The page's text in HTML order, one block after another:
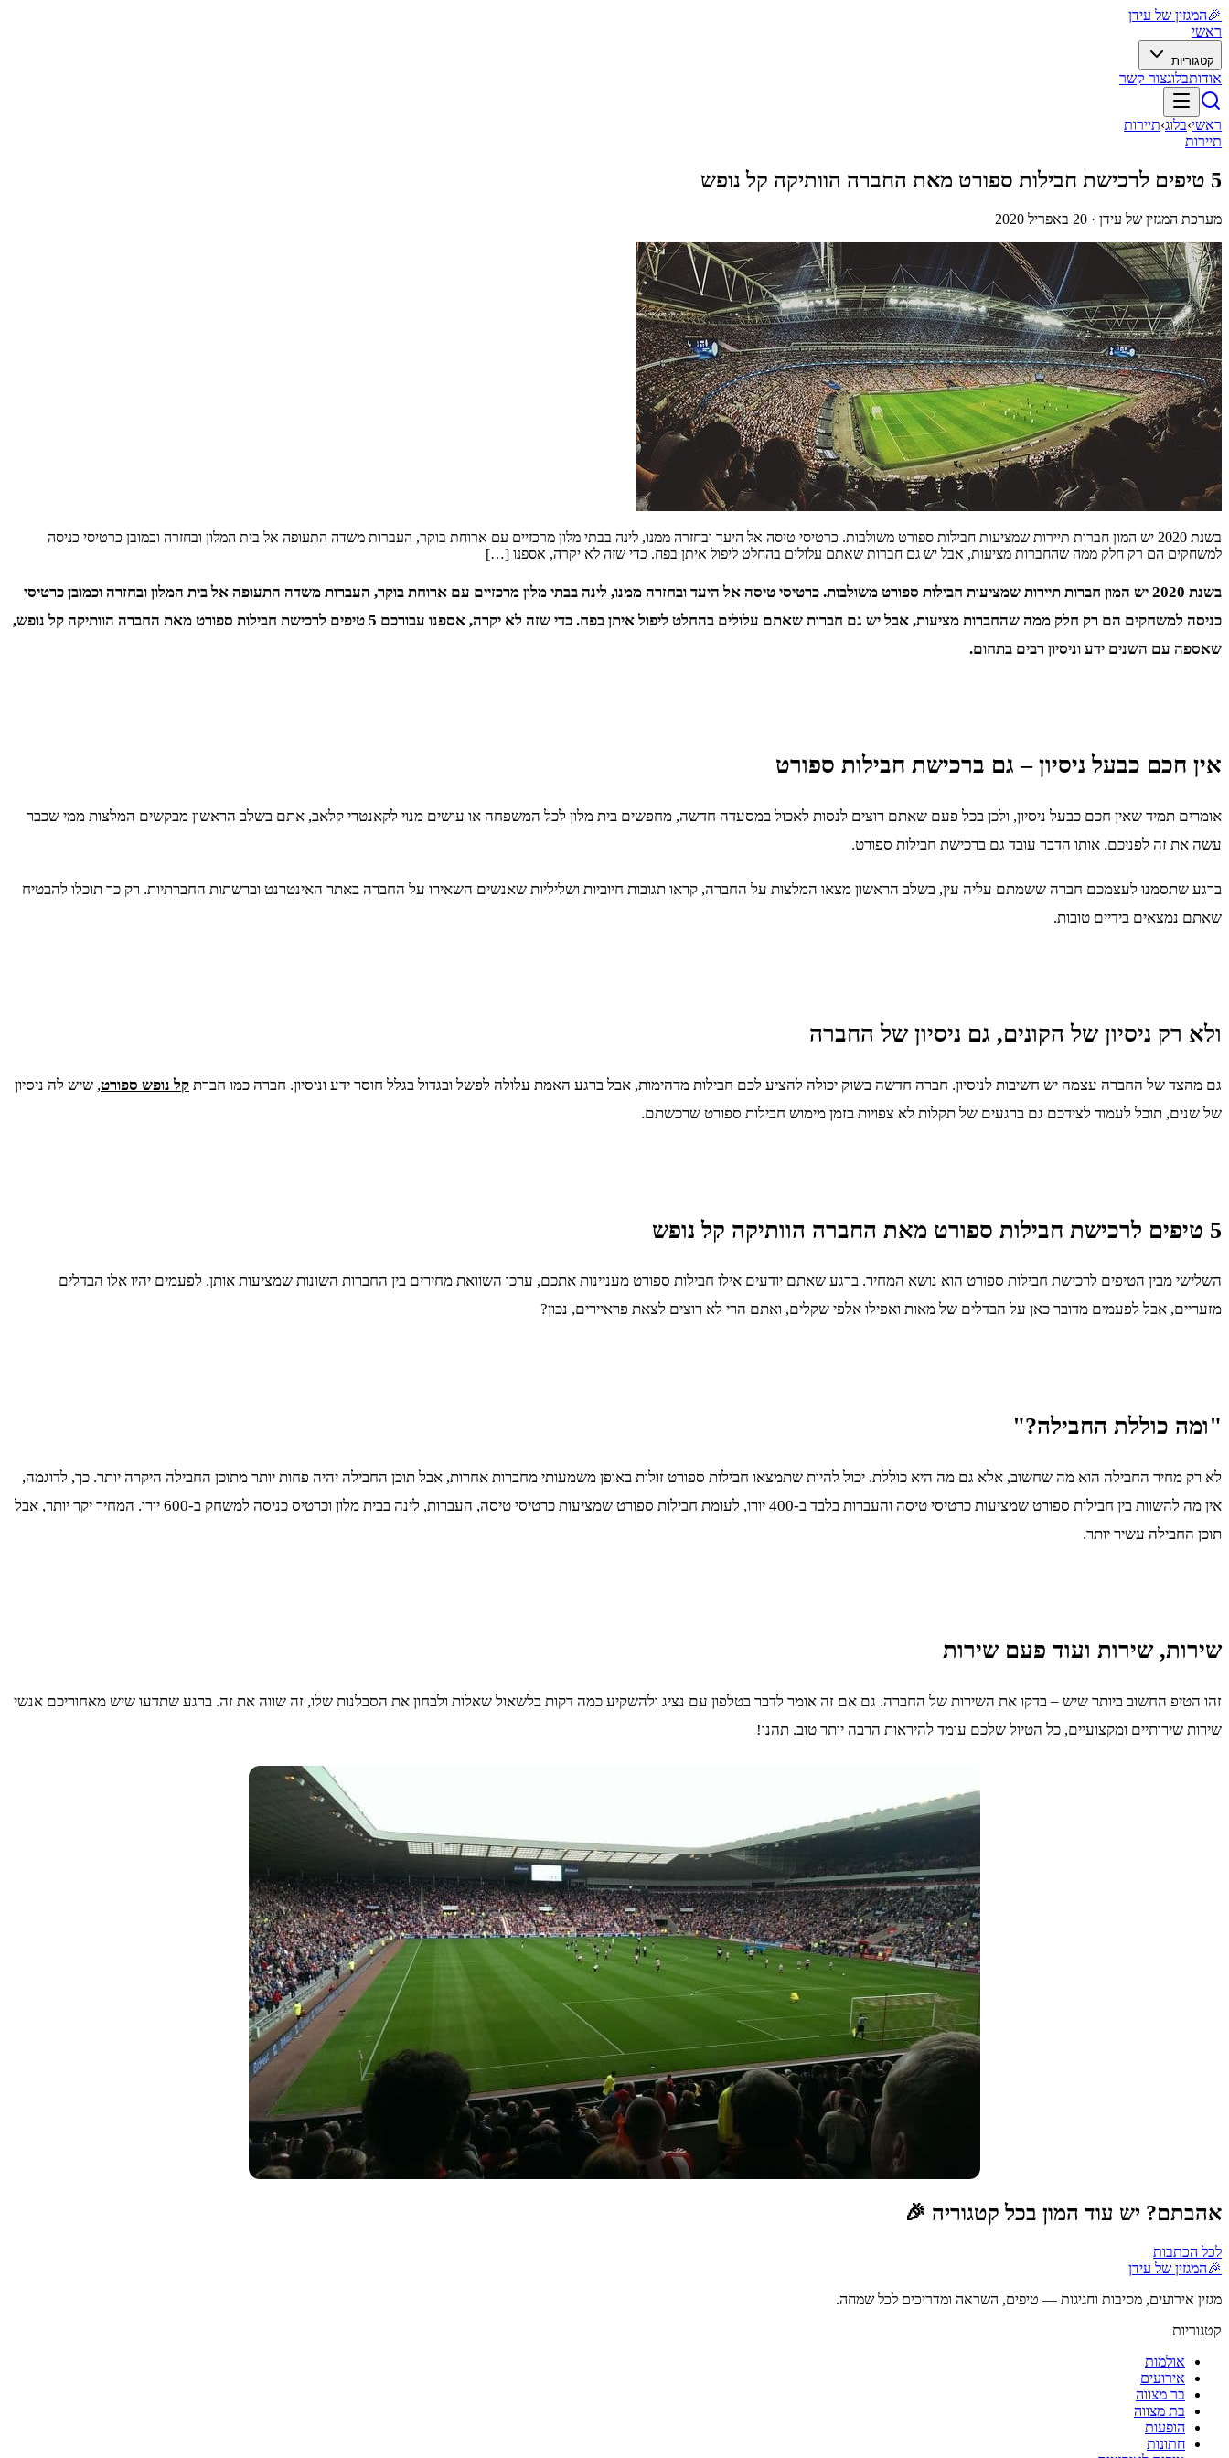
🎉המגזין של עידן
ראשי
קטגוריות
אודותבלוגצור קשר
ראשי›בלוג›תיירות
תיירות
5 טיפים לרכישת חבילות ספורט מאת החברה הוותיקה קל נופש
מערכת המגזין של עידן · 20 באפריל 2020
בשנת 2020 יש המון חברות תיירות שמציעות חבילות ספורט משולבות. כרטיסי טיסה אל היעד ובחזרה ממנו, לינה בבתי מלון מרכזיים עם ארוחת בוקר, העברות משדה התעופה אל בית המלון ובחזרה וכמובן כרטיסי כניסה
למשחקים הם רק חלק ממה שהחברות מציעות, אבל יש גם חברות שאתם עלולים בהחלט ליפול איתן בפח. כדי שזה לא יקרה, אספנו […]
בשנת 2020 יש המון חברות תיירות שמציעות חבילות ספורט משולבות. כרטיסי טיסה אל היעד ובחזרה ממנו, לינה בבתי מלון מרכזיים עם ארוחת בוקר, העברות משדה התעופה אל בית המלון ובחזרה וכמובן כרטיסי
כניסה למשחקים הם רק חלק ממה שהחברות מציעות, אבל יש גם חברות שאתם עלולים בהחלט ליפול איתן בפח. כדי שזה לא יקרה, אספנו עבורכם 5 טיפים לרכישת חבילות ספורט מאת החברה הוותיקה קל נופש,
שאספה עם השנים ידע וניסיון רבים בתחום.
אין חכם כבעל ניסיון – גם ברכישת חבילות ספורט
אומרים תמיד שאין חכם כבעל ניסיון, ולכן בכל פעם שאתם רוצים לנסות לאכול במסעדה חדשה, מחפשים בית מלון לכל המשפחה או עושים מנוי לקאנטרי קלאב, אתם בשלב הראשון מבקשים המלצות ממי שכבר
עשה את זה לפניכם. אותו הדבר עובד גם ברכישת חבילות ספורט.
ברגע שתסמנו לעצמכם חברה ששמתם עליה עין, בשלב הראשון מצאו המלצות על החברה, קראו תגובות חיוביות ושליליות שאנשים השאירו על החברה באתר האינטרנט וברשתות החברתיות. רק כך תוכלו להבטיח
שאתם נמצאים בידיים טובות.
ולא רק ניסיון של הקונים, גם ניסיון של החברה
גם מהצד של החברה עצמה יש חשיבות לניסיון. חברה חדשה בשוק יכולה להציע לכם חבילות מדהימות, אבל ברגע האמת עלולה לפשל ובגדול בגלל חוסר ידע וניסיון. חברה כמו חברת קל נופש ספורט, שיש לה ניסיון
של שנים, תוכל לעמוד לצידכם גם ברגעים של תקלות לא צפויות בזמן מימוש חבילות ספורט שרכשתם.
5 טיפים לרכישת חבילות ספורט מאת החברה הוותיקה קל נופש
השלישי מבין הטיפים לרכישת חבילות ספורט הוא נושא המחיר. ברגע שאתם יודעים אילו חבילות ספורט מעניינות אתכם, ערכו השוואת מחירים בין החברות השונות שמציעות אותן. לפעמים יהיו אלו הבדלים
מזעריים, אבל לפעמים מדובר כאן על הבדלים של מאות ואפילו אלפי שקלים, ואתם הרי לא רוצים לצאת פראיירים, נכון?
"ומה כוללת החבילה?"
לא רק מחיר החבילה הוא מה שחשוב, אלא גם מה היא כוללת. יכול להיות שתמצאו חבילות ספורט זולות באופן משמעותי מחברות אחרות, אבל תוכן החבילה יהיה פחות יותר מתוכן החבילה היקרה יותר. כך, לדוגמה,
אין מה להשוות בין חבילות ספורט שמציעות כרטיסי טיסה והעברות בלבד ב-400 יורו, לעומת חבילות ספורט שמציעות כרטיסי טיסה, העברות, לינה בבית מלון וכרטיס כניסה למשחק ב-600 יורו. המחיר יקר יותר, אבל
תוכן החבילה עשיר יותר.
שירות, שירות ועוד פעם שירות
זהו הטיפ החשוב ביותר שיש – בדקו את השירות של החברה. גם אם זה אומר לדבר בטלפון עם נציג ולהשקיע כמה דקות בלשאול שאלות ולבחון את הסבלנות שלו, זה שווה את זה. ברגע שתדעו שיש מאחוריכם אנשי
שירות שירותיים ומקצועיים, כל הטיול שלכם עומד להיראות הרבה יותר טוב. תהנו!
אהבתם? יש עוד המון בכל קטגוריה 🎉
לכל הכתבות
🎉המגזין של עידן
מגזין אירועים, מסיבות וחגיגות — טיפים, השראה ומדריכים לכל שמחה.
קטגוריות
אולמות
אירועים
בר מצווה
בת מצווה
הופעות
חתונות